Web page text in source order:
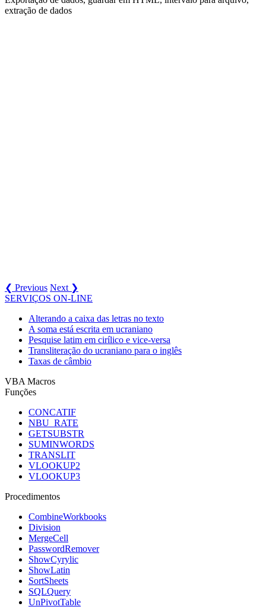
extração de dados
❮ Previous Next ❯
SERVIÇOS ON-LINE
Alterando a caixa das letras no texto
A soma está escrita em ucraniano
Pesquise latim em cirílico e vice-versa
Transliteração do ucraniano para o inglês
Taxas de câmbio
VBA Macros
Funções
CONCATIF
NBU_RATE
GETSUBSTR
SUMINWORDS
TRANSLIT
VLOOKUP2
VLOOKUP3
Procedimentos
CombineWorkbooks
Division
MergeCell
PasswordRemover
ShowCyrylic
ShowLatin
SortSheets
SQLQuery
UnPivotTable